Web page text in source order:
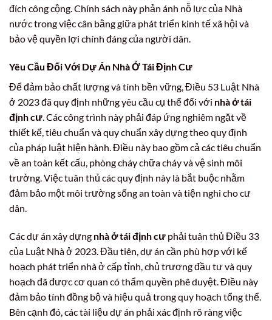
đích công cộng. Chính sách này phản ánh nỗ lực của Nhà
nước trong việc cân bằng giữa phát triển kinh tế xã hội và
bảo vệ quyền lợi chính đáng của người dân.
Yêu Cầu Đối Với Dự Án Nhà Ở Tái Định Cư
Để đảm bảo chất lượng và tính bền vững, Điều 53 Luật Nhà
ở 2023 đã quy định những yêu cầu cụ thể đối với nhà ở tái
định cư. Các công trình này phải đáp ứng nghiêm ngặt về
thiết kế, tiêu chuẩn và quy chuẩn xây dựng theo quy định
của pháp luật hiện hành. Điều này bao gồm cả các tiêu chuẩn
về an toàn kết cấu, phòng cháy chữa cháy và vệ sinh môi
trường. Việc tuân thủ các quy định này là bắt buộc nhằm
đảm bảo một môi trường sống an toàn và tiện nghi cho cư
dân.
Các dự án xây dựng nhà ở tái định cư phải tuân thủ Điều 33
của Luật Nhà ở 2023. Đầu tiên, dự án cần phù hợp với kế
hoạch phát triển nhà ở cấp tỉnh, chủ trương đầu tư và quy
hoạch đã được cơ quan có thẩm quyền phê duyệt. Điều này
đảm bảo tính đồng bộ và hiệu quả trong quy hoạch tổng thể.
Bên cạnh đó, các tài liệu dự án phải xác định rõ ràng việc